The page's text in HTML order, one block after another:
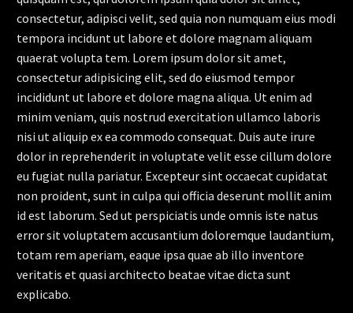
consectetur, adipisci velit, sed quia non numquam eius modi
tempora incidunt ut labore et dolore magnam aliquam
quaerat volupta tem. Lorem ipsum dolor sit amet,
consectetur adipisicing elit, sed do eiusmod tempor
incididunt ut labore et dolore magna aliqua. Ut enim ad
minim veniam, quis nostrud exercitation ullamco laboris
nisi ut aliquip ex ea commodo consequat. Duis aute irure
dolor in reprehenderit in voluptate velit esse cillum dolore
eu fugiat nulla pariatur. Excepteur sint occaecat cupidatat
non proident, sunt in culpa qui officia deserunt mollit anim
id est laborum. Sed ut perspiciatis unde omnis iste natus
error sit voluptatem accusantium doloremque laudantium,
totam rem aperiam, eaque ipsa quae ab illo inventore
veritatis et quasi architecto beatae vitae dicta sunt
explicabo.